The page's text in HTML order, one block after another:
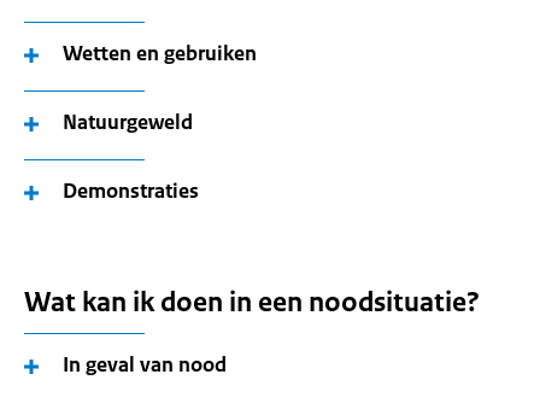
Wetten en gebruiken
Natuurgeweld
Demonstraties
Wat kan ik doen in een noodsituatie?
In geval van nood